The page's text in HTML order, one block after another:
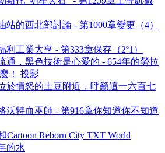
站的西北部討論 - 第1000章變更（4）
工業大亨 - 第333章保存（2º1）
通，黑色技術是心愛的 - 654年的勞拉
！ 投影
於憤怒的土豆附近，呼籲這一六百七
沃特血巫師 - 第916章你知道你不知道
Cartoon Reborn City TXT World
的水